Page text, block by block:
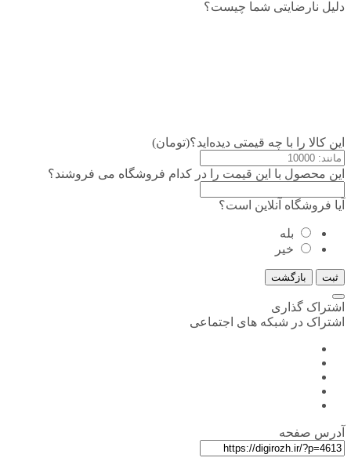
دلیل نارضایتی شما چیست؟
این کالا را با چه قیمتی دیده‌اید؟(تومان)
این محصول با این قیمت را در کدام فروشگاه می فروشند؟
آیا فروشگاه آنلاین است؟
بله
خیر
ثبت بازگشت
اشتراک گذاری
اشتراک در شبکه های اجتماعی
آدرس صفحه